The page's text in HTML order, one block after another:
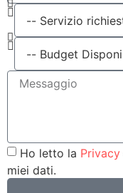
Ho letto la Privacy
miei dati.